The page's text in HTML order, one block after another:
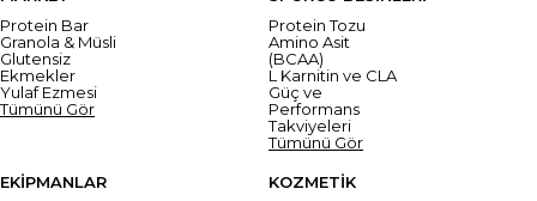
Protein Bar
Granola & Müsli
Glutensiz
Ekmekler
Yulaf Ezmesi
Tümünü Gör
Protein Tozu
Amino Asit
(BCAA)
L Karnitin ve CLA
Güç ve
Performans
Takviyeleri
Tümünü Gör
EKİPMANLAR
KOZMETİK